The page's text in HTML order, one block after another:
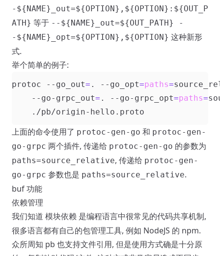
-${NAME}_out=${OPTION},${OPTION}:${OUT_P
ATH} 等于 --${NAME}_out=${OUT_PATH} -
-${NAME}_opt=${OPTION},${OPTION} 这种新形
式.
举个简单的例子:
protoc --go_out= . --go_opt=paths=
    --go-grpc_out
= . --go-grpc_opt=paths=
上面的命令使用了 protoc-gen-go 和 protoc-gen-
go-grpc 两个插件, 传递给 protoc-gen-go 的参数为
paths=source_relative, 传递给 protoc-gen-
go-grpc 参数也是 paths=source_relative.
buf 功能
依赖管理
我们知道 模块依赖 是编程语言中很常见的代码共享机制,
很多语言都有自己的包管理工具, 例如 NodeJS 的 npm.
众所周知 pb 也支持文件引用, 但是使用方式确是十分原